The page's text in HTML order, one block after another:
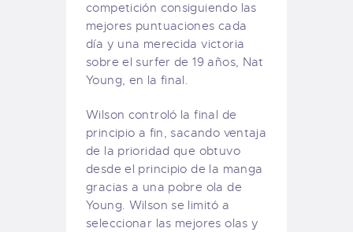
competición consiguiendo las
mejores puntuaciones cada
día y una merecida victoria
sobre el surfer de 19 años, Nat
Young, en la final.
Wilson controló la final de
principio a fin, sacando ventaja
de la prioridad que obtuvo
desde el principio de la manga
gracias a una pobre ola de
Young. Wilson se limitó a
seleccionar las mejores olas y